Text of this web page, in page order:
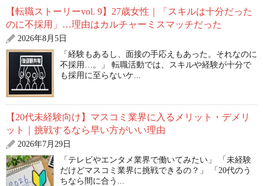
【転職ストーリーvol. 9】27歳女性｜「スキルは十分だった
のに不採用」…理由はカルチャーミスマッチだった
2026年8月5日
「経験もあるし、面接の手応えもあった。それなのに
不採用…。」 転職活動では、スキルや経験が十分で
も採用に至らないケ...
【20代未経験向け】マスコミ業界に入るメリット・デメリ
ット｜挑戦するなら早い方がいい理由
2026年7月29日
「テレビやエンタメ業界で働いてみたい」 「未経験
だけどマスコミ業界に挑戦できるの？」 「20代のう
ちなら間に合う...